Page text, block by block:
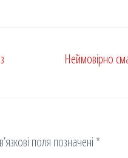
Неймовірно
поля позначені *